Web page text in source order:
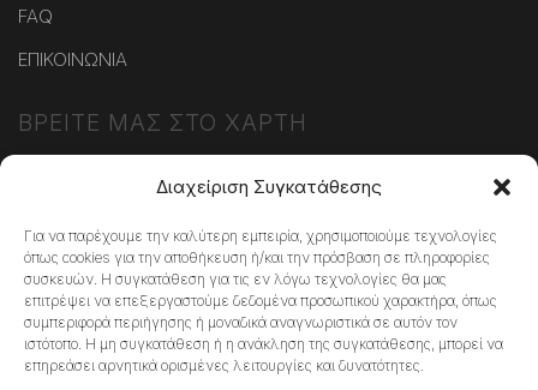
Διαχείριση Συγκατάθεσης
Για να παρέχουμε την καλύτερη εμπειρία, χρησιμοποιούμε τεχνολογίες
όπως cookies για την αποθήκευση ή/και την πρόσβαση σε πληροφορίες
συσκευών. Η συγκατάθεση για τις εν λόγω τεχνολογίες θα μας
επιτρέψει να επεξεργαστούμε δεδομένα προσωπικού χαρακτήρα, όπως
συμπεριφορά περιήγησης ή μοναδικά αναγνωριστικά σε αυτόν τον
ιστότοπο. Η μη συγκατάθεση ή η ανάκληση της συγκατάθεσης, μπορεί να
επηρεάσει αρνητικά ορισμένες λειτουργίες και δυνατότητες.
FAQ
ΕΠΙΚΟΙΝΩΝΙΑ
ΒΡΕΙΤΕ ΜΑΣ ΣΤΟ ΧΑΡΤΗ
Κάντε κλικ στο κουμπί 'Συμφωνώ' για να
ενεργοποιήσετε το Google maps.
Πολιτική Cookies